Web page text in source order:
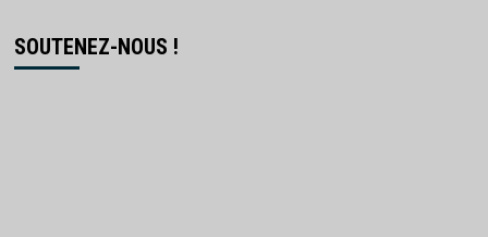
SOUTENEZ-NOUS !